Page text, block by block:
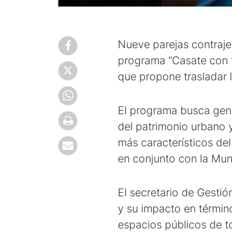
Nueve parejas
programa “Casate
que propone trasladar
El programa busca
del patrimonio urbano
más característicos
en conjunto con la
El secretario de
y su impacto en
espacios públicos de